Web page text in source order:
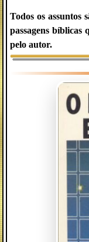
Todos os assuntos
passagens bíblicas
pelo autor.